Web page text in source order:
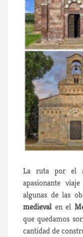
La ruta por el
apasionante
algunas de las
medievalen el
que quedamos
cantidad de